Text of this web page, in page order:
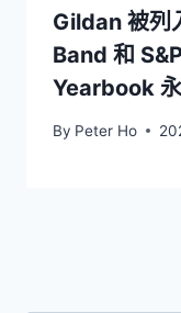
Gildan 被列
Band 和
Yearbook
By Peter Ho